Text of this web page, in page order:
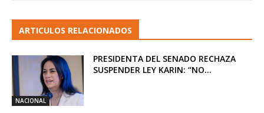
ARTICULOS RELACIONADOS
NACIONAL
PRESIDENTA DEL SENADO RECHAZA
SUSPENDER LEY KARIN: “NO...